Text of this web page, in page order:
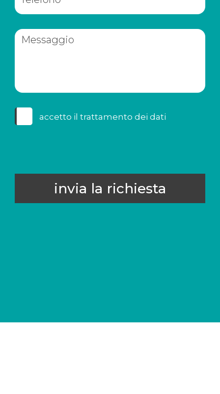
accetto il trattamento dei dati
invia la richiesta